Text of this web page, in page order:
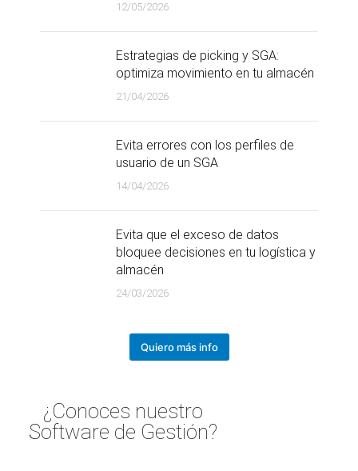
12/05/2026
Estrategias de picking y SGA:
optimiza movimiento en tu almacén
21/04/2026
Evita errores con los perfiles de
usuario de un SGA
14/04/2026
Evita que el exceso de datos
bloquee decisiones en tu logística y
almacén
24/03/2026
Quiero más info
¿Conoces nuestro
Software de Gestión?